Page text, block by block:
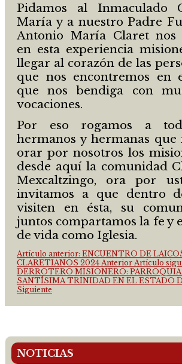
Pidamos al Inmaculado
María y a nuestro Padre
Antonio María Claret nos
en esta experiencia
llegar al corazón de las
que nos encontremos en
que nos bendiga con
vocaciones.
Por eso rogamos a
hermanos y hermanas que
orar por nosotros los
desde aquí la comunidad
Mexcaltzingo, ora por
invitamos a que dentro
visiten en ésta, su
juntos compartamos la fe y
de vida como Iglesia.
Artículo anterior: ENCUENTRO DE
CLARETIANOS 2024 Anterior Artículo
DERROTERO MISIONERO:
SANTÍSIMA TRINIDAD EN EL ESTADO
Siguiente
NOTICIAS